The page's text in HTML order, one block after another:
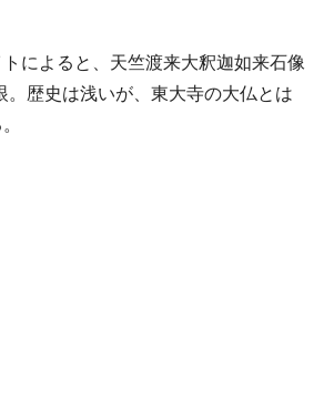
によると、天竺渡来大釈迦如来石像
。歴史は浅いが、東大寺の大仏とは